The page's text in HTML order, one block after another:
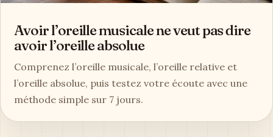
Avoir l’oreille musicale ne veut pas dire
avoir l’oreille absolue
Comprenez l’oreille musicale, l’oreille relative et
l’oreille absolue, puis testez votre écoute avec une
méthode simple sur 7 jours.